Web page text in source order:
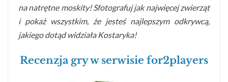
na natrętne moskity! Sfotografuj jak najwięcej zwierząt
i pokaż wszystkim, że jesteś najlepszym odkrywcą,
jakiego dotąd widziała Kostaryka!
Recenzja gry w serwisie for2players